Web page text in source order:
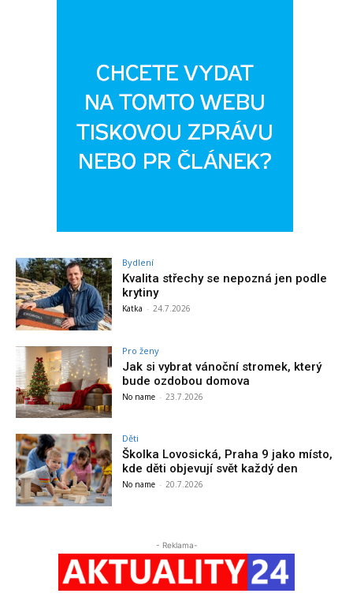
Bydlení
Kvalita střechy se nepozná jen podle
krytiny
Katka - 24.7.2026
Pro ženy
Jak si vybrat vánoční stromek, který
bude ozdobou domova
No name - 23.7.2026
Děti
Školka Lovosická, Praha 9 jako místo,
kde děti objevují svět každý den
No name - 20.7.2026
- Reklama-